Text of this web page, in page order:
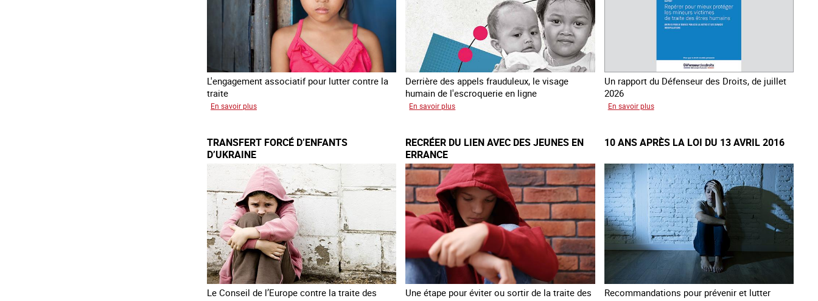
L'engagement associatif pour lutter contre la
traite
En savoir plus
enfants
Asie
du
sud
est
Derrière des appels frauduleux, le visage
humain de l'escroquerie en ligne
En savoir plus
de
contre
la
traite
des
êtres
humains
Un rapport du Défenseur des Droits, de juillet
2026
En savoir plussur
les
victimes
de
traite
des
êtres
humains
TRANSFERT FORCÉ D’ENFANTS
D’UKRAINE
Le Conseil de l’Europe contre la traite des
RECRÉER DU LIEN AVEC DES JEUNES EN
ERRANCE
Une étape pour éviter ou sortir de la traite des
10 ANS APRÈS LA LOI DU 13 AVRIL 2016
Recommandations pour prévenir et lutter